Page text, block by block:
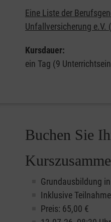
Eine Liste der
Unfallversicherung e.V.
Kursdauer:
ein Tag (9
Buchen Sie
Grundausbildung
Inklusive
Preis: 65,00 €